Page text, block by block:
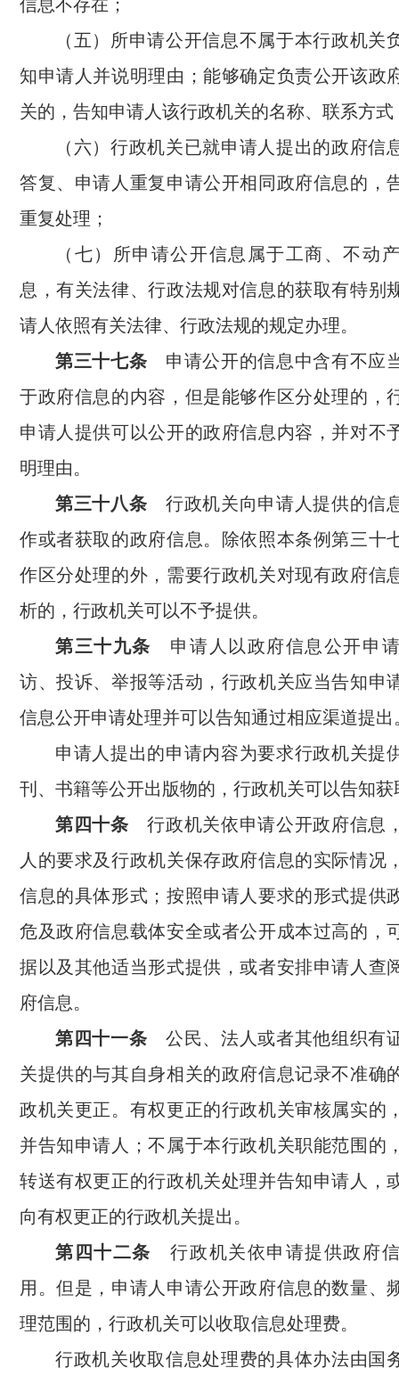
信息不存在；
（五）所申请公开信息不属于本行政机关
知申请人并说明理由；能够确定负责公开该政
关的，告知申请人该行政机关的名称、联系方式
（六）行政机关已就申请人提出的政府信
答复、申请人重复申请公开相同政府信息的，
重复处理；
（七）所申请公开信息属于工商、不动
息，有关法律、行政法规对信息的获取有特别
请人依照有关法律、行政法规的规定办理。
第三十七条 申请公开的信息中含有不应
于政府信息的内容，但是能够作区分处理的，
申请人提供可以公开的政府信息内容，并对不
明理由。
第三十八条 行政机关向申请人提供的信
作或者获取的政府信息。除依照本条例第三十
作区分处理的外，需要行政机关对现有政府信
析的，行政机关可以不予提供。
第三十九条 申请人以政府信息公开申
访、投诉、举报等活动，行政机关应当告知申
信息公开申请处理并可以告知通过相应渠道提出
申请人提出的申请内容为要求行政机关提
刊、书籍等公开出版物的，行政机关可以告知获
第四十条 行政机关依申请公开政府信息
人的要求及行政机关保存政府信息的实际情况
信息的具体形式；按照申请人要求的形式提供
危及政府信息载体安全或者公开成本过高的，
据以及其他适当形式提供，或者安排申请人查
府信息。
第四十一条 公民、法人或者其他组织有
关提供的与其自身相关的政府信息记录不准确
政机关更正。有权更正的行政机关审核属实的
并告知申请人；不属于本行政机关职能范围的
转送有权更正的行政机关处理并告知申请人，
向有权更正的行政机关提出。
第四十二条 行政机关依申请提供政府
用。但是，申请人申请公开政府信息的数量、
理范围的，行政机关可以收取信息处理费。
行政机关收取信息处理费的具体办法由国